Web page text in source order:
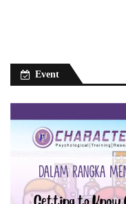
Event